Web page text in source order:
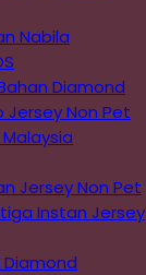
Nabila
Diamond
Jersey Non Pet
Jersey Non Pet
Instan Jersey
Diamond